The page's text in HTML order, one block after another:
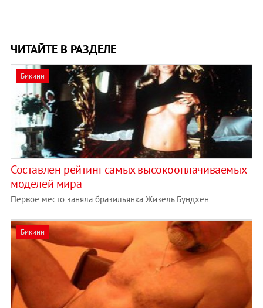
ЧИТАЙТЕ В РАЗДЕЛЕ
Бикини
Составлен рейтинг самых высокооплачиваемых
моделей мира
Первое место заняла бразильянка Жизель Бундхен
Бикини